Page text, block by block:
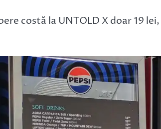
costă la UNTOLD X doar 19